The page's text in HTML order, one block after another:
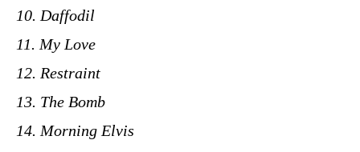
10. Daffodil
11. My Love
12. Restraint
13. The Bomb
14. Morning Elvis